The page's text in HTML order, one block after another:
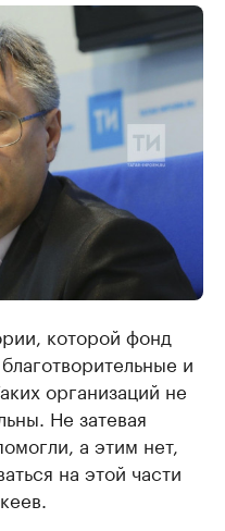
которой фонд
и
организаций не
Не затевая
а этим нет,
на этой части